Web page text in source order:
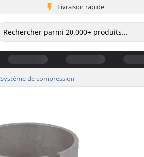
Livraison rapide
Système de compression